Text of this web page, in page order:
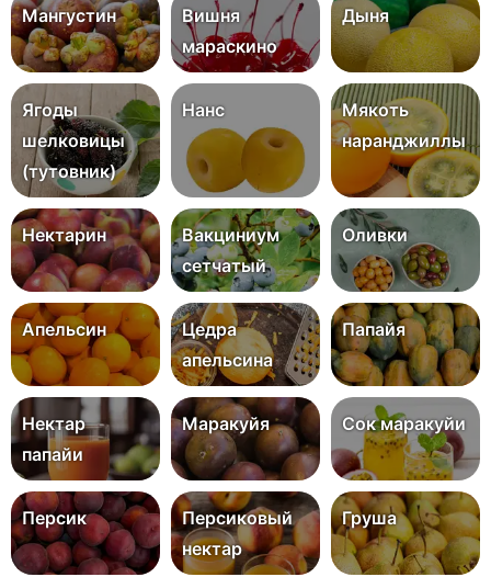
Мангустин
Вишня
мараскино
Дыня
Ягоды
шелковицы
(тутовник)
Нанс
Мякоть
наранджиллы
Нектарин
Вакциниум
сетчатый
Оливки
Апельсин
Цедра
апельсина
Папайя
Нектар
папайи
Маракуйя Сок маракуйи
Персик
Персиковый
нектар
Груша